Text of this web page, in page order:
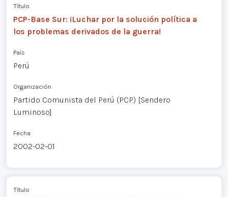
Título
PCP-Base Sur: ¡Luchar por la solución política a
los problemas derivados de la guerra!
País
Perú
Organización
Partido Comunista del Perú (PCP) [Sendero
Luminoso]
Fecha
2002-02-01
Título